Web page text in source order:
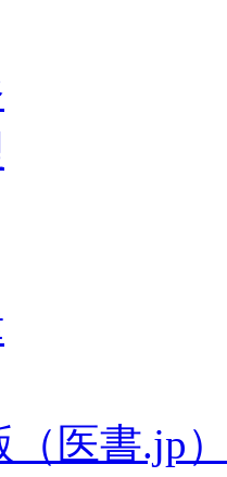
（医書.jp